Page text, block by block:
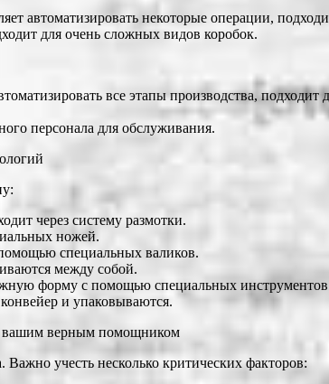
автоматизировать некоторые операции,
для очень сложных видов коробок.
все этапы производства,
персонала для обслуживания.
через систему размотки.
ножей.
специальных валиков.
между собой.
форму с помощью специальных
и упаковываются.
вашим верным помощником
Важно учесть несколько критических факторов: